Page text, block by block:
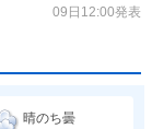
09日12:00発表
晴のち曇